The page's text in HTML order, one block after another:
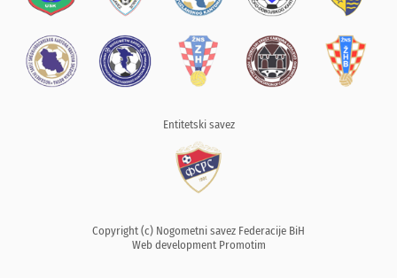
Entitetski savez
Copyright (c) Nogometni savez Federacije BiH
Web development Promotim